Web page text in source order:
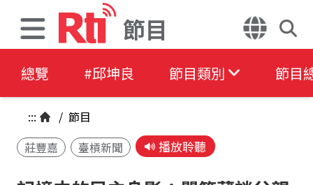
節目
總覽 #邱坤良 節目類別 節目
::: / 節目
莊豐嘉
臺槓新聞 播放聆聽